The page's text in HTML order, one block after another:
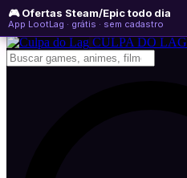
🎮 Ofertas Steam/Epic todo dia
App LootLag · grátis · sem cadastro
sexta-feira, 07 de agosto de 2026
Newsletter
CULPA DO LAG